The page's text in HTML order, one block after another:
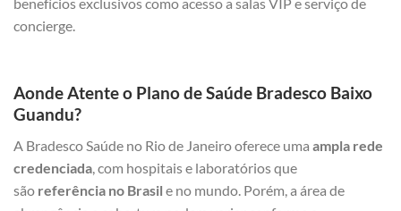
concierge.
Aonde Atente o Plano de Saúde Bradesco Baixo
Guandu?
A Bradesco Saúde no Rio de Janeiro oferece uma ampla rede
credenciada , com hospitais e laboratórios que
são referência no Brasil e no mundo. Porém, a área de